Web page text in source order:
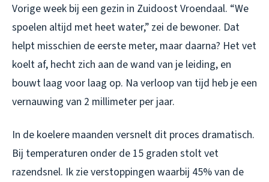
Vorige week bij een gezin in Zuidoost Vroendaal. “We
spoelen altijd met heet water,” zei de bewoner. Dat
helpt misschien de eerste meter, maar daarna? Het vet
koelt af, hecht zich aan de wand van je leiding, en
bouwt laag voor laag op. Na verloop van tijd heb je een
vernauwing van 2 millimeter per jaar.
In de koelere maanden versnelt dit proces dramatisch.
Bij temperaturen onder de 15 graden stolt vet
razendsnel. Ik zie verstoppingen waarbij 45% van de